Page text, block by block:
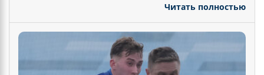
Читать полностью